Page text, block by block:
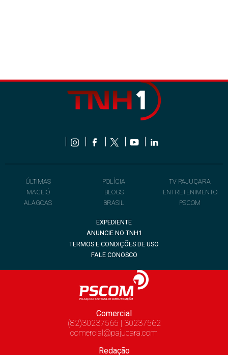
ÚLTIMAS
MACEIÓ
ALAGOAS
POLÍCIA
BLOGS
BRASIL
TV PAJUÇARA
ENTRETENIMENTO
PSCOM
EXPEDIENTE
ANUNCIE NO TNH1
TERMOS E CONDIÇÕES DE USO
FALE CONOSCO
Comercial
(82)30237565 | 30237562
comercial@pajucara.com
Redação